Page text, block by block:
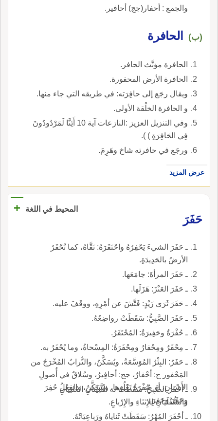
والجمع : أحفار(جج) أحافير.
(ب) الحافرة
الحافرة مؤنَّث الحافر.
الحافرة الأرض المحفورة.
ويقال رجَع إلى حافِرَته: في طريقه التي جاء منها.
و الحافرة الخلْقة الأولى.
وفي التنزيل العزيز :النازعات آية 10 أَئِنَّا لَمَرْدُودُونَ
فِي الحَافِرَةِ ) ).
ورجَع في حافرته شاخ وهَرِمَ.
عرض المزيد
المحيط في اللغة
+
حَفَرَ
ـ حَفَرَ الشيءَ يَحْفِرُهُ واحْتَفَرَهُ: نَقَّاهُ، كما تُحْفَرُ
الأرضُ بالحَدِيدَةِ.
ـ حَفَرَ المرأةَ: جامَعَها.
ـ حَفَرَ العَنْزَ: هَزَلَها.
ـ حَفَرَ ثَرَى زَيْدٍ: فَتَّشَ عن أمْرِهِ، ووقَفَ عليه.
ـ حَفَرَ الصَّبِيُّ: سَقَطَتْ رواضِعُهُ.
ـ حُفْرَةُ وحَفِيرَةُ: المُحْتَفَرُ.
ـ مِحْفَرُ ومِحْفارُ ومِحْفَرَةُ: المِسْحاةُ، وما يُحْفَرُ به.
ـ حَفَرُ: البِئْرُ المُوَسَّعَةُ، ويُسَكَّنُ، والتُّرابُ المُخْرَجُ من
المَحْفور ج: أحْفارٌ، جج: أحافِيرُ، وسُلاقٌ في أُصولِ
الأَسْنانِ، أو صُفْرَةٌ تَعْلُوها، ويُسَكَّنُ، والفِعْلُ حُفِرَ
وحَفَرَ وحَفِرَ.
ـ أحْفَرَ الصَّبِيُّ: سَقَطَتْ له الثَّنِيَّتانِ العُليَيَانِ
والسُّفْلَيَانِ لِلإِثنَاءِ والإِرْباعِ.
ـ أحْفَرَ المُهْرُ: سَقَطَتْ ثَناياهُ ورَباعِيَاتُهُ.